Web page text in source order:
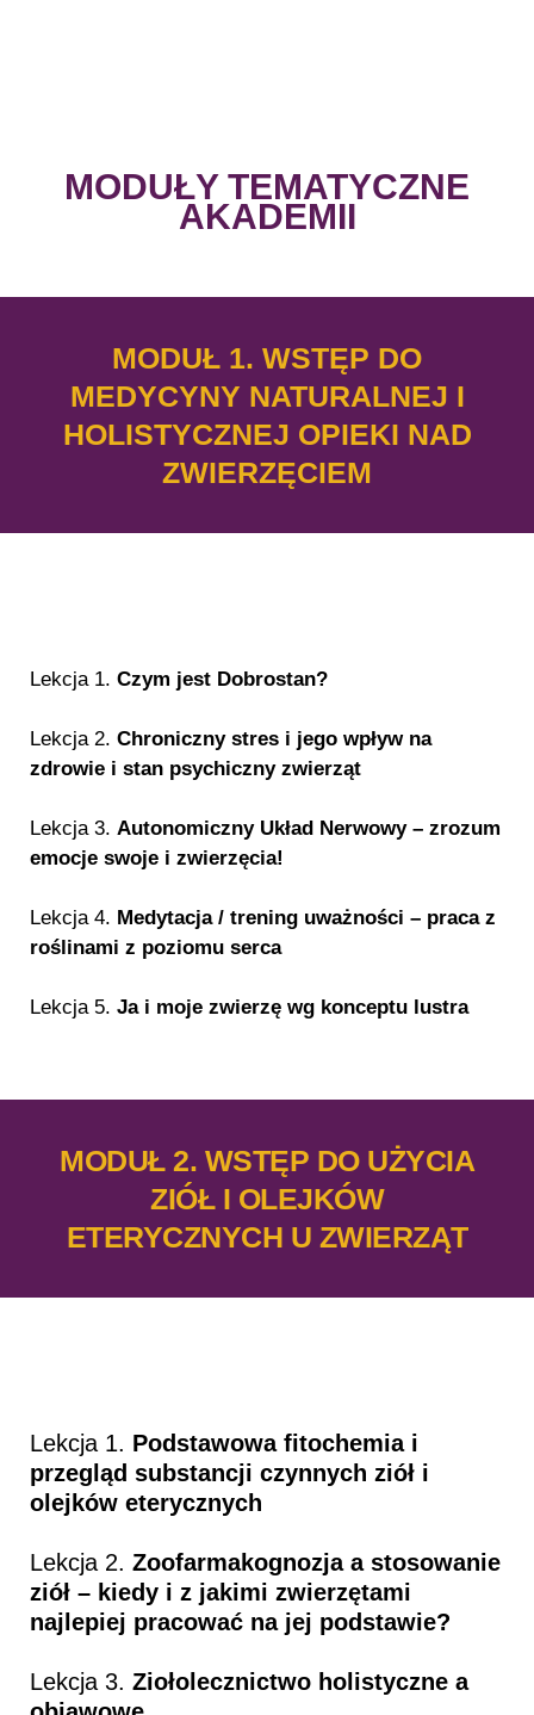
MODUŁY TEMATYCZNE
AKADEMII
MODUŁ 1. WSTĘP DO
MEDYCYNY NATURALNEJ I
HOLISTYCZNEJ OPIEKI NAD
ZWIERZĘCIEM
Lekcja 1. Czym jest Dobrostan?
Lekcja 2. Chroniczny stres i jego wpływ na
zdrowie i stan psychiczny zwierząt
Lekcja 3. Autonomiczny Układ Nerwowy – zrozum
emocje swoje i zwierzęcia!
Lekcja 4. Medytacja / trening uważności – praca z
roślinami z poziomu serca
Lekcja 5. Ja i moje zwierzę wg konceptu lustra
MODUŁ 2. WSTĘP DO UŻYCIA
ZIÓŁ I OLEJKÓW
ETERYCZNYCH U ZWIERZĄT
Lekcja 1. Podstawowa fitochemia i
przegląd substancji czynnych ziół i
olejków eterycznych
Lekcja 2. Zoofarmakognozja a stosowanie
ziół – kiedy i z jakimi zwierzętami
najlepiej pracować na jej podstawie?
Lekcja 3. Ziołolecznictwo holistyczne a